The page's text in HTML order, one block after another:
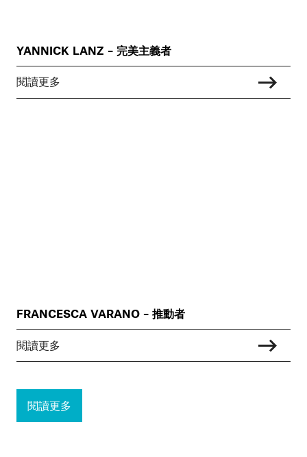
YANNICK LANZ – 完美主義者
閱讀更多
FRANCESCA VARANO – 推動者
閱讀更多
閱讀更多